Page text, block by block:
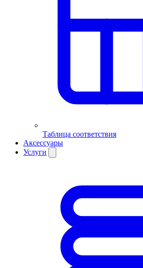
Таблица соответствия
Аксессуары
Услуги